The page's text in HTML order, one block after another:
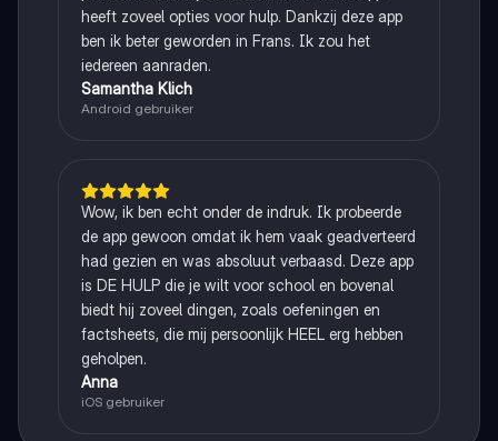
heeft zoveel opties voor hulp. Dankzij deze app
ben ik beter geworden in Frans. Ik zou het
iedereen aanraden.
Samantha Klich
Android gebruiker
Wow, ik ben echt onder de indruk. Ik probeerde
de app gewoon omdat ik hem vaak geadverteerd
had gezien en was absoluut verbaasd. Deze app
is DE HULP die je wilt voor school en bovenal
biedt hij zoveel dingen, zoals oefeningen en
factsheets, die mij persoonlijk HEEL erg hebben
geholpen.
Anna
iOS gebruiker